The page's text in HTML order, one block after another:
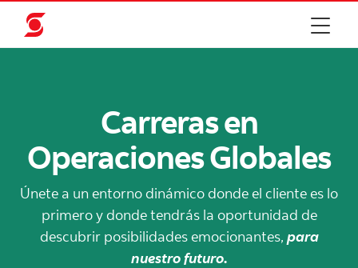
Carreras en
Operaciones Globales
Únete a un entorno dinámico donde el cliente es lo
primero y donde tendrás la oportunidad de
descubrir posibilidades emocionantes, para
nuestro futuro.